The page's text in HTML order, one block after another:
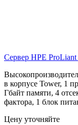
Сервер HPE
в корпусе Tower, 1
Гбайт памяти, 4
фактора, 1 блок
Цену уточняйте